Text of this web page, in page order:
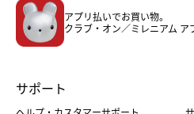
ホーム・キッチン＆アート
アプリ払いでお買い物。
クラブ・オン／ミレニアム ア
サポート